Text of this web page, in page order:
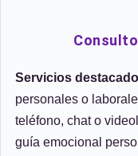
Servicios
personales o
teléfono, chat o
guía emocional